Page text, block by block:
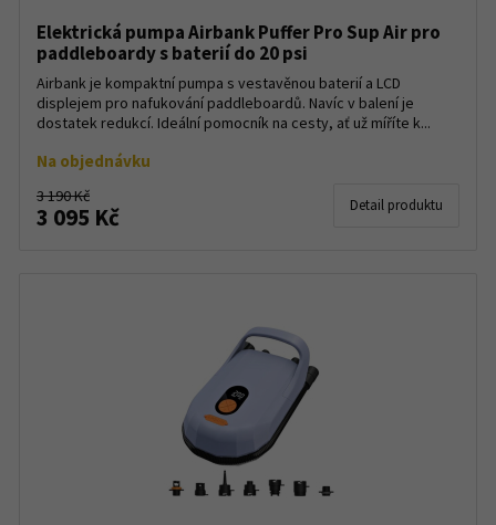
Elektrická pumpa Airbank Puffer Pro Sup Air pro
paddleboardy s baterií do 20 psi
Airbank je kompaktní pumpa s vestavěnou baterií a LCD
displejem pro nafukování paddleboardů. Navíc v balení je
dostatek redukcí. Ideální pomocník na cesty, ať už míříte k...
Na objednávku
3 190 Kč
3 095 Kč Detail produktu